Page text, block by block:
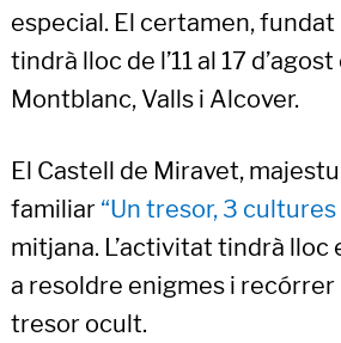
especial. El certamen,
tindrà lloc de l’11 al 17
Montblanc, Valls i Alcover.
El Castell de Miravet,
familiar “Un tresor, 3
mitjana. L’activitat tindrà lloc
a resoldre enigmes i
tresor ocult.